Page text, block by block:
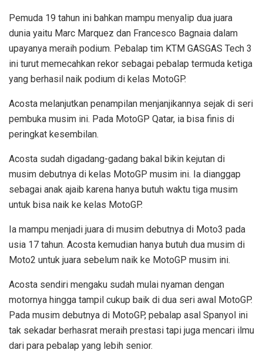
Pemuda 19 tahun ini bahkan mampu menyalip dua juara
dunia yaitu Marc Marquez dan Francesco Bagnaia dalam
upayanya meraih podium. Pebalap tim KTM GASGAS Tech 3
ini turut memecahkan rekor sebagai pebalap termuda ketiga
yang berhasil naik podium di kelas MotoGP.
Acosta melanjutkan penampilan menjanjikannya sejak di seri
pembuka musim ini. Pada MotoGP Qatar, ia bisa finis di
peringkat kesembilan.
Acosta sudah digadang-gadang bakal bikin kejutan di
musim debutnya di kelas MotoGP musim ini. Ia dianggap
sebagai anak ajaib karena hanya butuh waktu tiga musim
untuk bisa naik ke kelas MotoGP.
Ia mampu menjadi juara di musim debutnya di Moto3 pada
usia 17 tahun. Acosta kemudian hanya butuh dua musim di
Moto2 untuk juara sebelum naik ke MotoGP musim ini.
Acosta sendiri mengaku sudah mulai nyaman dengan
motornya hingga tampil cukup baik di dua seri awal MotoGP.
Pada musim debutnya di MotoGP, pebalap asal Spanyol ini
tak sekadar berhasrat meraih prestasi tapi juga mencari ilmu
dari para pebalap yang lebih senior.